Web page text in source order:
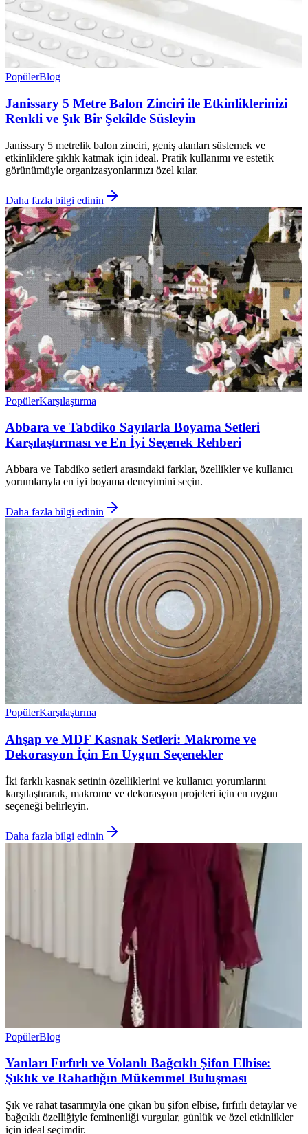
PopülerBlog
Janissary 5 Metre Balon Zinciri ile Etkinliklerinizi
Renkli ve Şık Bir Şekilde Süsleyin
Janissary 5 metrelik balon zinciri, geniş alanları süslemek ve
etkinliklere şıklık katmak için ideal. Pratik kullanımı ve estetik
görünümüyle organizasyonlarınızı özel kılar.
Daha fazla bilgi edinin
PopülerKarşılaştırma
Abbara ve Tabdiko Sayılarla Boyama Setleri
Karşılaştırması ve En İyi Seçenek Rehberi
Abbara ve Tabdiko setleri arasındaki farklar, özellikler ve kullanıcı
yorumlarıyla en iyi boyama deneyimini seçin.
Daha fazla bilgi edinin
PopülerKarşılaştırma
Ahşap ve MDF Kasnak Setleri: Makrome ve
Dekorasyon İçin En Uygun Seçenekler
İki farklı kasnak setinin özelliklerini ve kullanıcı yorumlarını
karşılaştırarak, makrome ve dekorasyon projeleri için en uygun
seçeneği belirleyin.
Daha fazla bilgi edinin
PopülerBlog
Yanları Fırfırlı ve Volanlı Bağcıklı Şifon Elbise:
Şıklık ve Rahatlığın Mükemmel Buluşması
Şık ve rahat tasarımıyla öne çıkan bu şifon elbise, fırfırlı detaylar ve
bağcıklı özelliğiyle feminenliği vurgular, günlük ve özel etkinlikler
için ideal seçimdir.